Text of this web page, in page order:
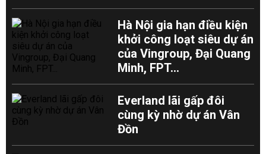
Hà Nội gia hạn điều kiện
khởi công loạt siêu dự án
của Vingroup, Đại Quang
Minh, FPT...
Everland lãi gấp đôi
cùng kỳ nhờ dự án Vân
Đồn